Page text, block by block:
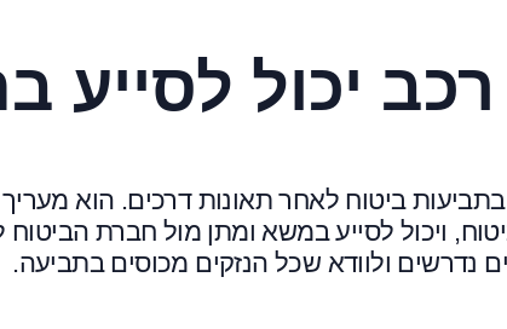
יכול לסייע
ביטוח לאחר תאונות דרכים. הוא
ויכול לסייע במשא ומתן מול חברת הביטוח
נדרשים ולוודא שכל הנזקים מכוסים בתביעה.